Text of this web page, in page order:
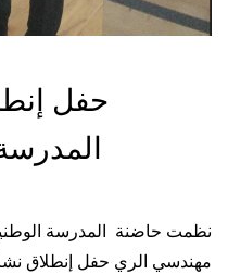
حفل
نظمت حاضنة المدرسة
مهندسي الري حفل إنطلاق